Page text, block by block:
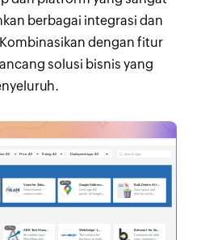
berbagai integrasi dan
dengan fitur
solusi bisnis yang